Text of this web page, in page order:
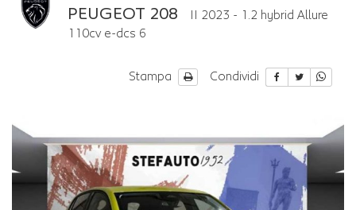
PEUGEOT 208
II 2023 - 1.2 hybrid Allure
110cv e-dcs 6
Stampa Condividi